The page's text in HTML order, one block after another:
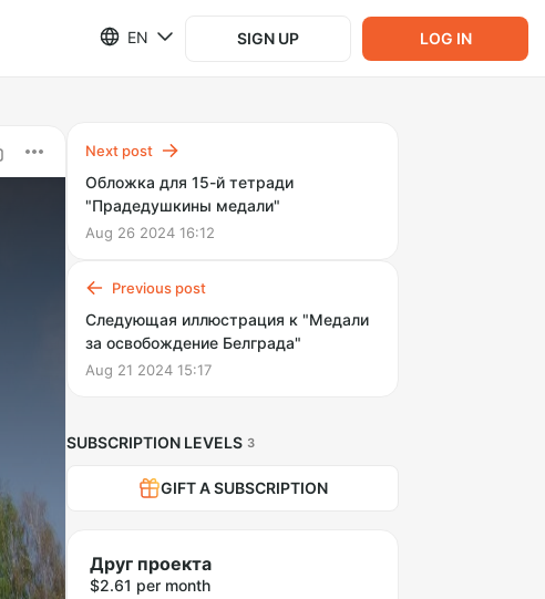
EN SIGN UP LOG IN
Next post
Обложка для 15-й тетради
"Прадедушкины медали"
Aug 26 2024 16:12
Previous post
Следующая иллюстрация к "Медали
за освобождение Белграда"
Aug 21 2024 15:17
SUBSCRIPTION LEVELS 3
GIFT A SUBSCRIPTION
Друг проекта
$2.61 per month